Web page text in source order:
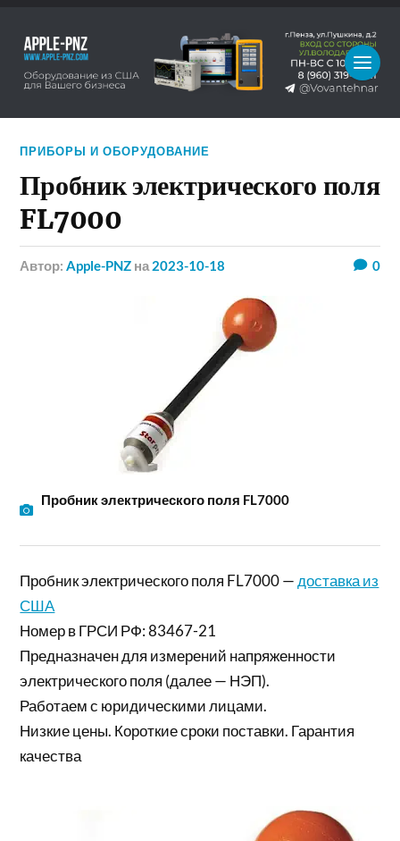
ПРИБОРЫ И ОБОРУДОВАНИЕ
Пробник электрического поля
FL7000
Автор:Apple-PNZ на 2023-10-18 0
Пробник электрического поля FL7000
Пробник электрического поля FL7000 — доставка из
США
Номер в ГРСИ РФ: 83467-21
Предназначен для измерений напряженности
электрического поля (далее — НЭП).
Работаем с юридическими лицами.
Низкие цены. Короткие сроки поставки. Гарантия
качества